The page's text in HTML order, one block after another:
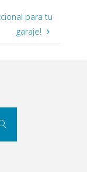
para tu
garaje!